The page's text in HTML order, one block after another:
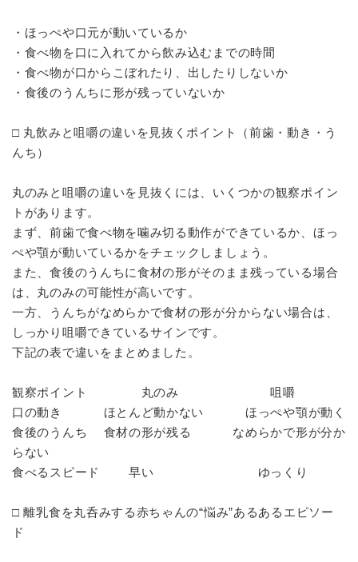
・ほっぺや口元が動いているか
・食べ物を口に入れてから飲み込むまでの時間
・食べ物が口からこぼれたり、出したりしないか
・食後のうんちに形が残っていないか
□ 丸飲みと咀嚼の違いを見抜くポイント（前歯・動き・う
んち）
丸のみと咀嚼の違いを見抜くには、いくつかの観察ポイン
トがあります。
まず、前歯で食べ物を噛み切る動作ができているか、ほっ
ぺや顎が動いているかをチェックしましょう。
また、食後のうんちに食材の形がそのまま残っている場合
は、丸のみの可能性が高いです。
一方、うんちがなめらかで食材の形が分からない場合は、
しっかり咀嚼できているサインです。
下記の表で違いをまとめました。
観察ポイント 丸のみ 咀嚼
口の動き ほとんど動かない ほっぺや顎が動く
食後のうんち 食材の形が残る なめらかで形が分か
らない
食べるスピード 早い ゆっくり
□ 離乳食を丸呑みする赤ちゃんの“悩み”あるあるエピソー
ド